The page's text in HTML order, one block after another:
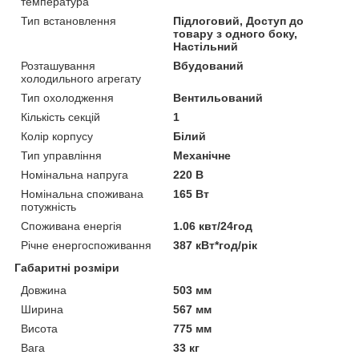
Тип встановлення
Підлоговий, Доступ до
товару з одного боку,
Настільний
Розташування
холодильного агрегату
Вбудований
Тип охолодження
Вентильований
Кількість секцій
1
Колір корпусу
Білий
Тип управління
Механічне
Номінальна напруга
220 В
Номінальна споживана
потужність
165 Вт
Споживана енергія
1.06 квт/24год
Річне енергоспоживання
387 кВт*год/рік
Габаритні розміри
Довжина
503 мм
Ширина
567 мм
Висота
775 мм
Вага
33 кг